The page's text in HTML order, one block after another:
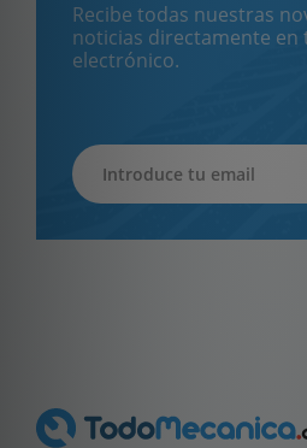
Recibe todas nuestras
noticias directamente en
electrónico.